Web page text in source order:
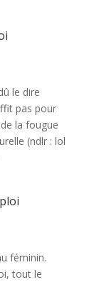
le dire
pas pour
la fougue
(ndlr : lol
féminin.
tout le